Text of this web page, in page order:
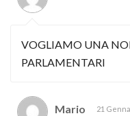
VOGLIAMO UNA
PARLAMENTARI
Mario 21